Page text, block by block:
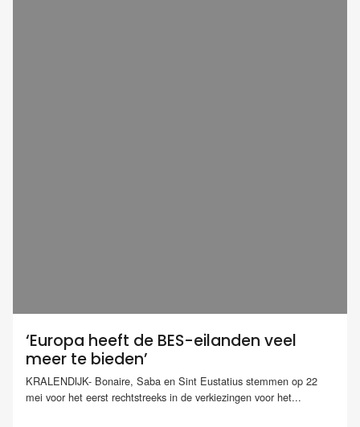
‘Europa heeft de BES-eilanden veel
meer te bieden’
KRALENDIJK- Bonaire, Saba en Sint Eustatius stemmen op 22
mei voor het eerst rechtstreeks in de verkiezingen voor het...